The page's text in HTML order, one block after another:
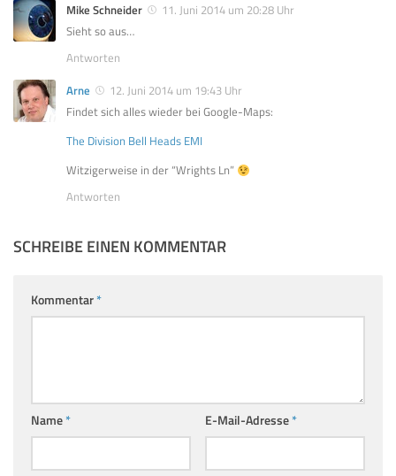
Mike Schneider
11. Juni 2014 um 20:28 Uhr
Sieht so aus…
Antworten
Arne
12. Juni 2014 um 19:43 Uhr
Findet sich alles wieder bei Google-Maps:
The Division Bell Heads EMI
Witzigerweise in der “Wrights Ln”
Antworten
SCHREIBE EINEN KOMMENTAR
Kommentar*
Name* E-Mail-Adresse*